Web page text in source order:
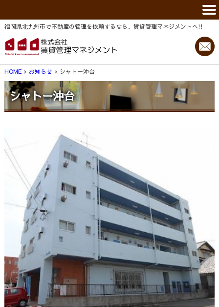
福岡県北九州市で不動産の管理を依頼するなら、賃貸管理マネジメントヘ!!
HOME お知らせ シャトー沖台
シャトー沖台